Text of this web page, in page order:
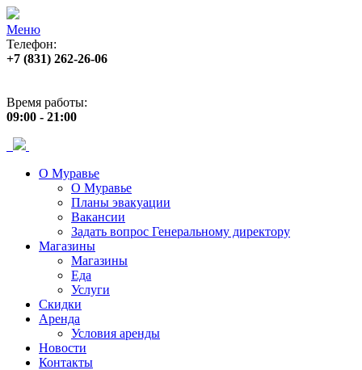
Меню
Телефон:
+7 (831) 262-26-06
Время работы:
09:00 - 21:00
О Муравье
О Муравье
Планы эвакуации
Вакансии
Задать вопрос Генеральному директору
Магазины
Магазины
Еда
Услуги
Скидки
Аренда
Условия аренды
Новости
Контакты